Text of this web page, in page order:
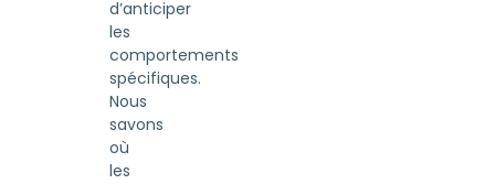
d’anticiper
les
comportements
spécifiques.
Nous
savons
où
les